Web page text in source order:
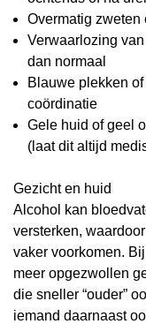
Overmatig zweten
Verwaarlozing
dan normaal
Blauwe plekken
coördinatie
Gele huid of geel
(laat dit altijd
Gezicht en huid
Alcohol kan
versterken,
vaker voorkomen.
meer opgezwollen
die sneller “ouder”
iemand daarnaast